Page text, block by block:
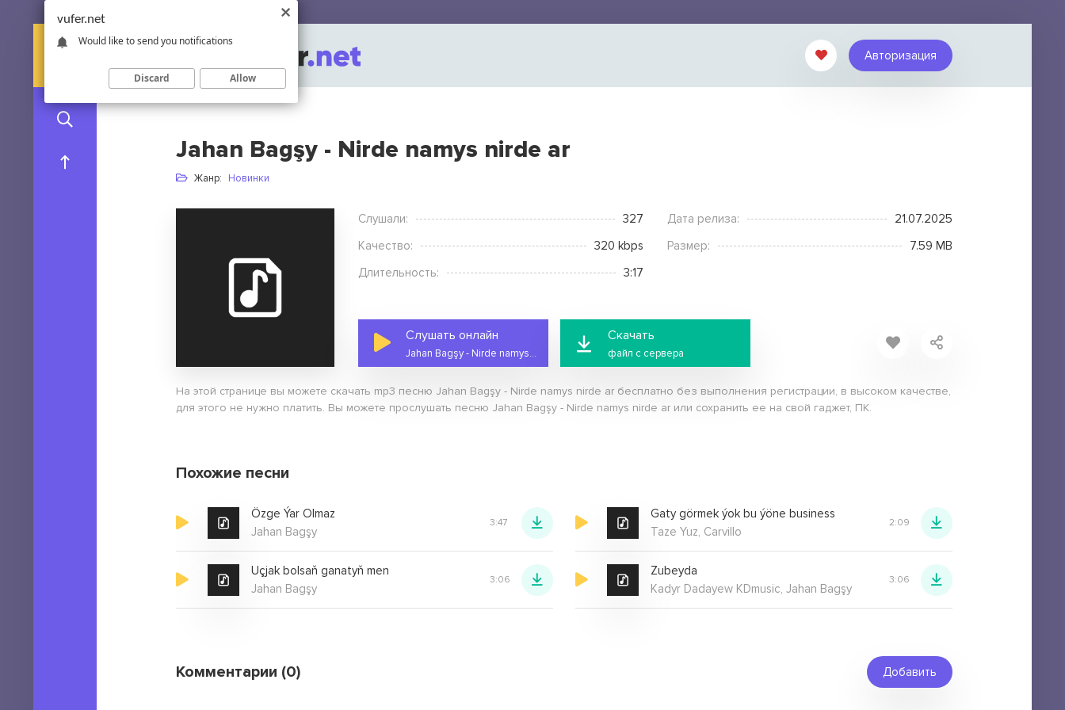
Авторизация
Jahan Bagşy - Nirde namys nirde ar
Жанр: Новинки
Слушали: 327 Дата релиза:
21.07.2025
Качество:
320 kbps Размер:
7.59 MB
Длительность:
3:17
Слушать онлайн
Jahan Bagşy - Nirde namys nirde ar
Скачать
файл с сервера
На этой странице вы можете скачать mp3 песню Jahan Bagşy - Nirde namys nirde ar бесплатно без выполнения регистрации, в высоком качестве,
для этого не нужно платить. Вы можете прослушать песню Jahan Bagşy - Nirde namys nirde ar или сохранить ее на свой гаджет, ПК.
Похожие песни
Özge Ýar Olmaz
Jahan Bagşy
3:47
Gaty görmek ýok bu ýöne business
Taze Yuz, Carvillo
2:09
Uçjak bolsaň ganatyň men
Jahan Bagşy
3:06
Zubeyda
Kadyr Dadayew KDmusic, Jahan Bagşy
3:06
Комментарии (0) Добавить
vufer.net
Would like to send you notifications
Discard Allow